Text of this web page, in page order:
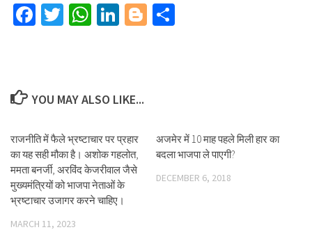
Facebook
TwitterWhatsApp
LinkedIn
Blogger
YOU MAY ALSO LIKE...
राजनीति में फैले भ्रष्टाचार पर प्रहार
का यह सही मौका है। अशोक गहलोत,
ममता बनर्जी, अरविंद केजरीवाल जैसे
मुख्यमंत्रियों को भाजपा नेताओं के
भ्रष्टाचार उजागर करने चाहिए।
MARCH 11, 2023
अजमेर में 10 माह पहले मिली हार का
बदला भाजपा ले पाएगी?
DECEMBER 6, 2018